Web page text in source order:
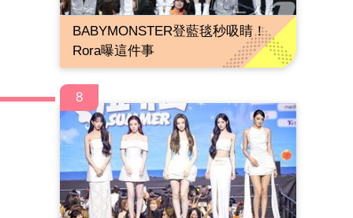
BABYMONSTER登藍毯秒吸睛！
Rora曝這件事
8